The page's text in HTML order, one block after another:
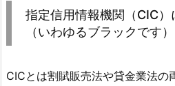
指定信用情報機関（CIC
（いわゆるブラックです）
CICとは割賦販売法や貸金業法の